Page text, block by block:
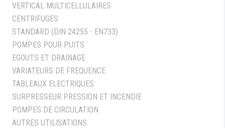
VERTICAL MULTICELLULAIRES
CENTRIFUGES
STANDARD (DIN 24255 - EN733)
POMPES POUR PUITS
EGOUTS ET DRAINAGE
VARIATEURS DE FREQUENCE
TABLEAUX ELECTRIQUES
SURPRESSEUR PRESSION ET INCENDIE
POMPES DE CIRCULATION
AUTRES UTILISATIONS